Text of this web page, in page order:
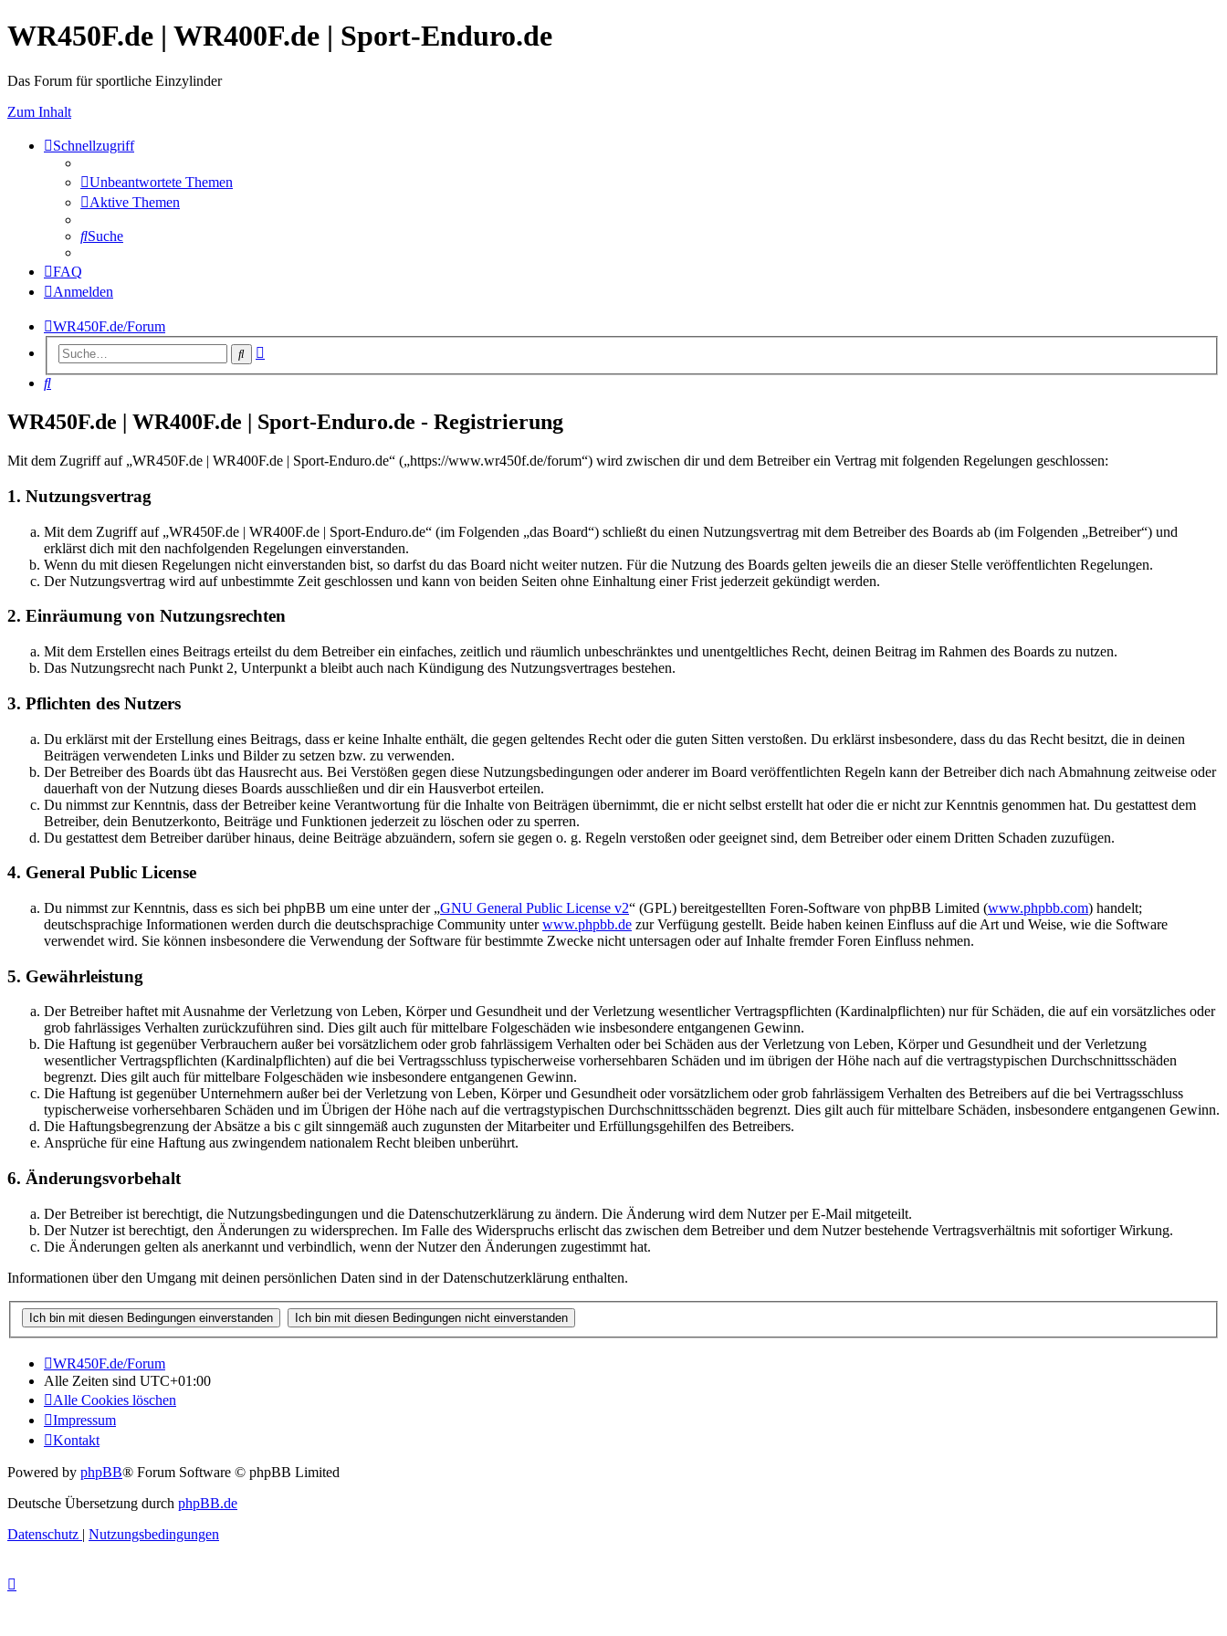
WR450F.de | WR400F.de | Sport-Enduro.de
Das Forum für sportliche Einzylinder
Zum Inhalt
Schnellzugriff
Unbeantwortete Themen
Aktive Themen
Suche
FAQ
Anmelden
WR450F.de/Forum
Suche
Suche
WR450F.de | WR400F.de | Sport-Enduro.de - Registrierung
Mit dem Zugriff auf „WR450F.de | WR400F.de | Sport-Enduro.de“ („https://www.wr450f.de/forum“) wird zwischen dir und dem Betreiber ein Vertrag mit folgenden Regelungen geschlossen:
1. Nutzungsvertrag
Mit dem Zugriff auf „WR450F.de | WR400F.de | Sport-Enduro.de“ (im Folgenden „das Board“) schließt du einen Nutzungsvertrag mit dem Betreiber des Boards ab (im Folgenden „Betreiber“) und
erklärst dich mit den nachfolgenden Regelungen einverstanden.
Wenn du mit diesen Regelungen nicht einverstanden bist, so darfst du das Board nicht weiter nutzen. Für die Nutzung des Boards gelten jeweils die an dieser Stelle veröffentlichten Regelungen.
Der Nutzungsvertrag wird auf unbestimmte Zeit geschlossen und kann von beiden Seiten ohne Einhaltung einer Frist jederzeit gekündigt werden.
2. Einräumung von Nutzungsrechten
Mit dem Erstellen eines Beitrags erteilst du dem Betreiber ein einfaches, zeitlich und räumlich unbeschränktes und unentgeltliches Recht, deinen Beitrag im Rahmen des Boards zu nutzen.
Das Nutzungsrecht nach Punkt 2, Unterpunkt a bleibt auch nach Kündigung des Nutzungsvertrages bestehen.
3. Pflichten des Nutzers
Du erklärst mit der Erstellung eines Beitrags, dass er keine Inhalte enthält, die gegen geltendes Recht oder die guten Sitten verstoßen. Du erklärst insbesondere, dass du das Recht besitzt, die in deinen
Beiträgen verwendeten Links und Bilder zu setzen bzw. zu verwenden.
Der Betreiber des Boards übt das Hausrecht aus. Bei Verstößen gegen diese Nutzungsbedingungen oder anderer im Board veröffentlichten Regeln kann der Betreiber dich nach Abmahnung zeitweise oder
dauerhaft von der Nutzung dieses Boards ausschließen und dir ein Hausverbot erteilen.
Du nimmst zur Kenntnis, dass der Betreiber keine Verantwortung für die Inhalte von Beiträgen übernimmt, die er nicht selbst erstellt hat oder die er nicht zur Kenntnis genommen hat. Du gestattest dem
Betreiber, dein Benutzerkonto, Beiträge und Funktionen jederzeit zu löschen oder zu sperren.
Du gestattest dem Betreiber darüber hinaus, deine Beiträge abzuändern, sofern sie gegen o. g. Regeln verstoßen oder geeignet sind, dem Betreiber oder einem Dritten Schaden zuzufügen.
4. General Public License
Du nimmst zur Kenntnis, dass es sich bei phpBB um eine unter der „GNU General Public License v2“ (GPL) bereitgestellten Foren-Software von phpBB Limited (www.phpbb.com) handelt;
deutschsprachige Informationen werden durch die deutschsprachige Community unterwww.phpbb.de zur Verfügung gestellt. Beide haben keinen Einfluss auf die Art und Weise, wie die Software
verwendet wird. Sie können insbesondere die Verwendung der Software für bestimmte Zwecke nicht untersagen oder auf Inhalte fremder Foren Einfluss nehmen.
5. Gewährleistung
Der Betreiber haftet mit Ausnahme der Verletzung von Leben, Körper und Gesundheit und der Verletzung wesentlicher Vertragspflichten (Kardinalpflichten) nur für Schäden, die auf ein vorsätzliches oder
grob fahrlässiges Verhalten zurückzuführen sind. Dies gilt auch für mittelbare Folgeschäden wie insbesondere entgangenen Gewinn.
Die Haftung ist gegenüber Verbrauchern außer bei vorsätzlichem oder grob fahrlässigem Verhalten oder bei Schäden aus der Verletzung von Leben, Körper und Gesundheit und der Verletzung
wesentlicher Vertragspflichten (Kardinalpflichten) auf die bei Vertragsschluss typischerweise vorhersehbaren Schäden und im übrigen der Höhe nach auf die vertragstypischen Durchschnittsschäden
begrenzt. Dies gilt auch für mittelbare Folgeschäden wie insbesondere entgangenen Gewinn.
Die Haftung ist gegenüber Unternehmern außer bei der Verletzung von Leben, Körper und Gesundheit oder vorsätzlichem oder grob fahrlässigem Verhalten des Betreibers auf die bei Vertragsschluss
typischerweise vorhersehbaren Schäden und im Übrigen der Höhe nach auf die vertragstypischen Durchschnittsschäden begrenzt. Dies gilt auch für mittelbare Schäden, insbesondere entgangenen Gewinn.
Die Haftungsbegrenzung der Absätze a bis c gilt sinngemäß auch zugunsten der Mitarbeiter und Erfüllungsgehilfen des Betreibers.
Ansprüche für eine Haftung aus zwingendem nationalem Recht bleiben unberührt.
6. Änderungsvorbehalt
Der Betreiber ist berechtigt, die Nutzungsbedingungen und die Datenschutzerklärung zu ändern. Die Änderung wird dem Nutzer per E-Mail mitgeteilt.
Der Nutzer ist berechtigt, den Änderungen zu widersprechen. Im Falle des Widerspruchs erlischt das zwischen dem Betreiber und dem Nutzer bestehende Vertragsverhältnis mit sofortiger Wirkung.
Die Änderungen gelten als anerkannt und verbindlich, wenn der Nutzer den Änderungen zugestimmt hat.
Informationen über den Umgang mit deinen persönlichen Daten sind in der Datenschutzerklärung enthalten.
WR450F.de/Forum
Alle Zeiten sind UTC+01:00
Alle Cookies löschen
Impressum
Kontakt
Powered by phpBB® Forum Software © phpBB Limited
Deutsche Übersetzung durch phpBB.de
Datenschutz | Nutzungsbedingungen